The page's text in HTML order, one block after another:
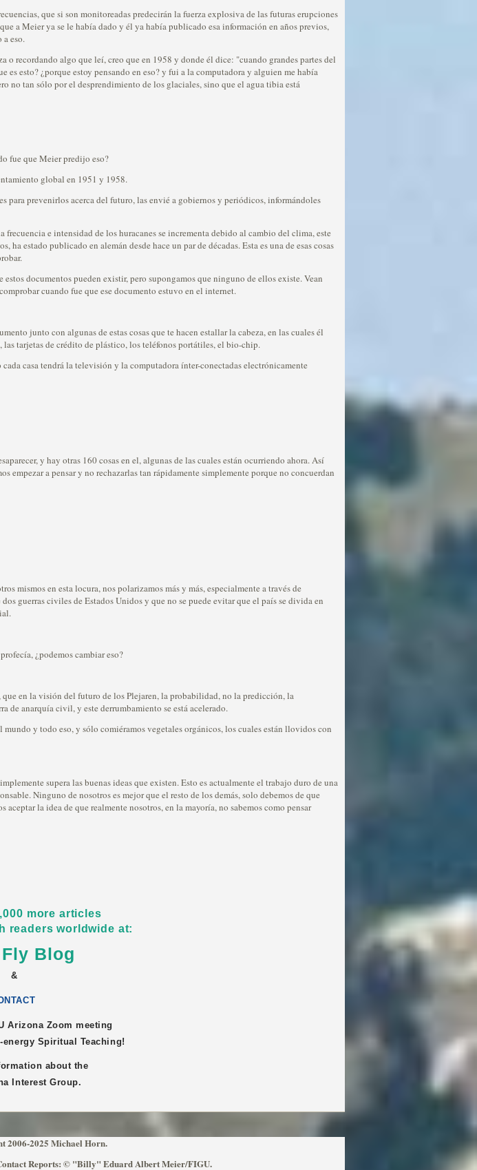
que si son monitoreadas predecirán la fuerza explosiva de las futuras erupciones
a Meier ya se le había dado y él ya había publicado esa información en años previos,
a eso.
o recordando algo que leí, creo que en 1958 y donde él dice: "cuando grandes partes del
esto? ¿porque estoy pensando en eso? y fui a la computadora y alguien me había
no tan sólo por el desprendimiento de los glaciales, sino que el agua tibia está
fue que Meier predijo eso?
global en 1951 y 1958.
prevenirlos acerca del futuro, las envié a gobiernos y periódicos, informándoles
e intensidad de los huracanes se incrementa debido al cambio del clima, este
estado publicado en alemán desde hace un par de décadas. Esta es una de esas cosas
documentos pueden existir, pero supongamos que ninguno de ellos existe. Vean
cuando fue que ese documento estuvo en el internet.
junto con algunas de estas cosas que te hacen estallar la cabeza, en las cuales él
tarjetas de crédito de plástico, los teléfonos portátiles, el bio-chip.
casa tendrá la televisión y la computadora ínter-conectadas electrónicamente
y hay otras 160 cosas en el, algunas de las cuales están ocurriendo ahora. Así
empezar a pensar y no rechazarlas tan rápidamente simplemente porque no concuerdan
mismos en esta locura, nos polarizamos más y más, especialmente a través de
guerras civiles de Estados Unidos y que no se puede evitar que el país se divida en
¿podemos cambiar eso?
en la visión del futuro de los Plejaren, la probabilidad, no la predicción, la
de anarquía civil, y este derrumbamiento se está acelerado.
y todo eso, y sólo comiéramos vegetales orgánicos, los cuales están llovidos con
supera las buenas ideas que existen. Esto es actualmente el trabajo duro de una
Ninguno de nosotros es mejor que el resto de los demás, solo debemos de que
la idea de que realmente nosotros, en la mayoría, no sabemos como pensar
more articles
readers worldwide at:
Blog
&
Arizona Zoom meeting
Spiritual Teaching!
about the
Interest Group.
2006-2025 Michael Horn.
Reports: © "Billy" Eduard Albert Meier/FIGU.